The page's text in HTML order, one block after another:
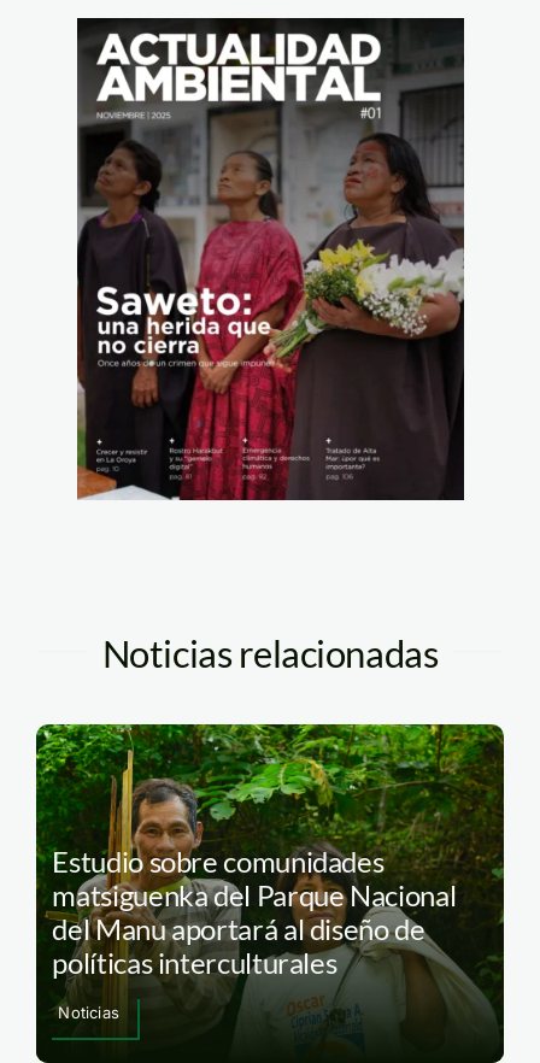
Noticias relacionadas
Estudio sobre comunidades
matsiguenka del Parque Nacional
del Manu aportará al diseño de
políticas interculturales
Noticias